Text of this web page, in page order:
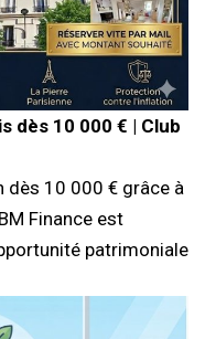
dès 10 000 € | Club
dès 10 000 € grâce à
Finance est
patrimoniale